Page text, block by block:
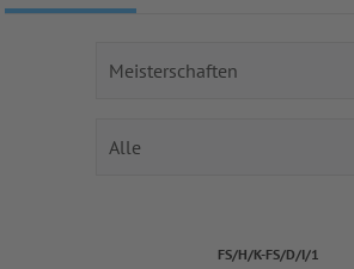
FS/H/K-FS/D/I/1